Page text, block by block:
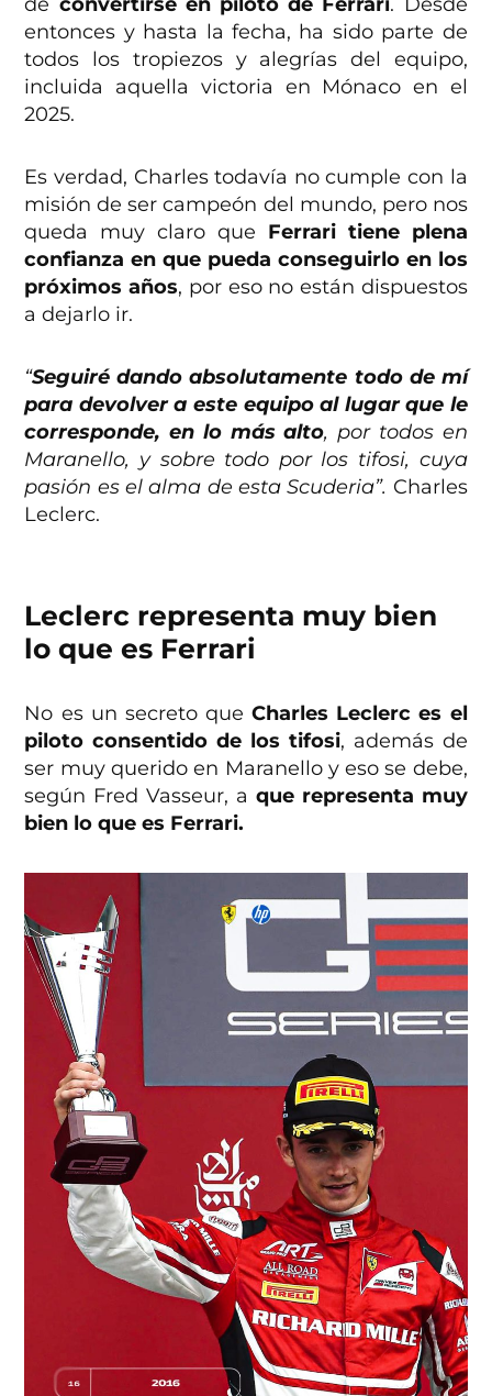
entonces y hasta la fecha, ha sido parte de
todos los tropiezos y alegrías del equipo,
incluida aquella victoria en Mónaco en el
2025.
Es verdad, Charles todavía no cumple con la
misión de ser campeón del mundo, pero nos
queda muy claro que Ferrari tiene plena
confianza en que pueda conseguirlo en los
próximos años, por eso no están dispuestos
a dejarlo ir.
“Seguiré dando absolutamente todo de mí
para devolver a este equipo al lugar que le
corresponde, en lo más alto, por todos en
Maranello, y sobre todo por los tifosi, cuya
pasión es el alma de esta Scuderia”. Charles
Leclerc.
Leclerc representa muy bien
lo que es Ferrari
No es un secreto queCharles Leclerc es el
piloto consentido de los tifosi, además de
ser muy querido en Maranello y eso se debe,
según Fred Vasseur, a que representa muy
bien lo que es Ferrari.